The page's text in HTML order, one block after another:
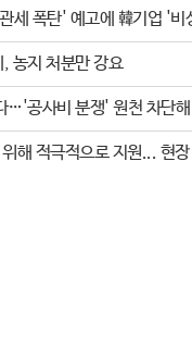
세 폭탄' 예고에 韓기업 '비
농지 처분만 강요
…'공사비 분쟁' 원천 차단
기 위해 적극적으로 지원... 현